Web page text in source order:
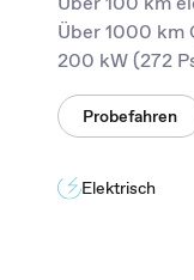
Über 1000 km
200 kW (272
Probefahren
Elektrisch